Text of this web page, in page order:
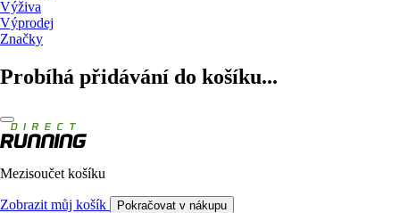
Výživa
Výprodej
Značky
Probíhá přidávání do košíku...
Mezisoučet košíku
Zobrazit můj košík Pokračovat v nákupu